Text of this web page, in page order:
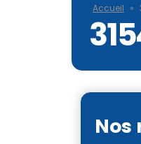
Accueil »
Nos